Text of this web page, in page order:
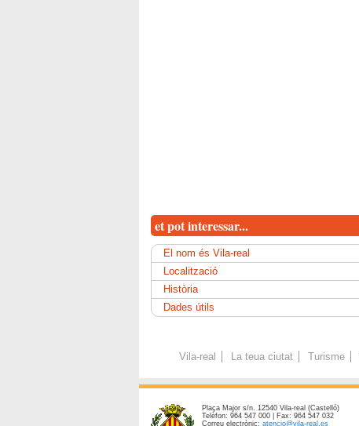
et pot interessar...
El nom és Vila-real
Localització
Història
Dades útils
Vila-real La teua ciutat Turisme
Plaça Major s/n. 12540 Vila-real (Castelló)
Telèfon: 964 547 000 | Fax: 964 547 032
Correu electrònic: atencio@vila-real.es